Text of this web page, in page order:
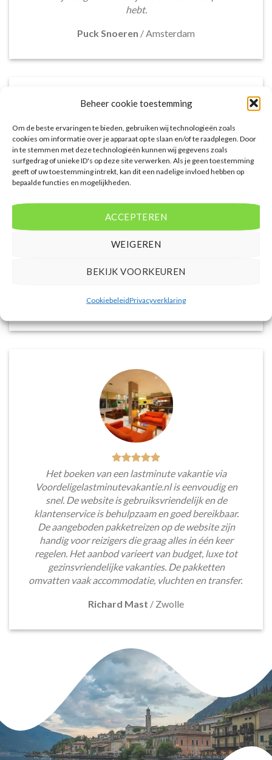
Beheer cookie toestemming
Om de beste ervaringen te bieden, gebruiken wij technologieën zoals
cookies om informatie over je apparaat op te slaan en/of te raadplegen. Door
in te stemmen met deze technologieën kunnen wij gegevens zoals
surfgedrag of unieke ID's op deze site verwerken. Als je geen toestemming
geeft of uw toestemming intrekt, kan dit een nadelige invloed hebben op
bepaalde functies en mogelijkheden.
ACCEPTEREN
WEIGEREN
BEKIJK VOORKEUREN
CookiebeleidPrivacyverklaring
hebt.
Puck Snoeren /Amsterdam
Het aanbod van accommodaties op
voordeligelastminutevakantie.nl is erg goed. Van
luxe resorts tot budgetvriendelijke hotels, de site
biedt een breed scala aan opties. De handige
accommodaties te vinden die aansluiten bij mijn
Tim Beukers/Tilburg
Het boeken van een lastminute vakantie via
Voordeligelastminutevakantie.nl is eenvoudig en
snel. De website is gebruiksvriendelijk en de
klantenservice is behulpzaam en goed bereikbaar.
De aangeboden pakketreizen op de website zijn
handig voor reizigers die graag alles in één keer
regelen. Het aanbod varieert van budget, luxe tot
gezinsvriendelijke vakanties. De pakketten
omvatten vaak accommodatie, vluchten en transfer.
Richard Mast / Zwolle